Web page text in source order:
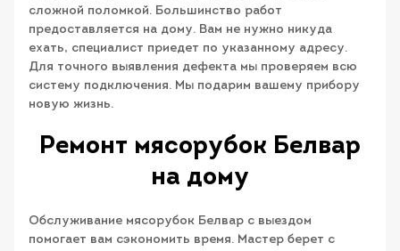
сложной поломкой. Большинство работ
предоставляется на дому. Вам не нужно никуда
ехать, специалист приедет по указанному адресу.
Для точного выявления дефекта мы проверяем всю
систему подключения. Мы подарим вашему прибору
новую жизнь.
Ремонт мясорубок Белвар
на дому
Обслуживание мясорубок Белвар с выездом
помогает вам сэкономить время. Мастер берет с